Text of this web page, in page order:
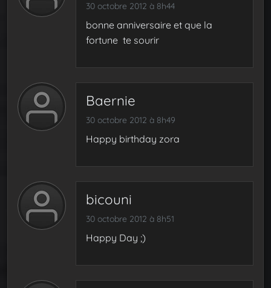
30 octobre 2012 à 8h44
bonne anniversaire et que la
fortune te sourir
Baernie
30 octobre 2012 à 8h49
Happy birthday zora
bicouni
30 octobre 2012 à 8h51
Happy Day ;)